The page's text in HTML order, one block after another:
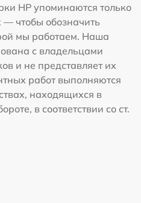
HP упоминаются только
чтобы обозначить
мы работаем. Наша
с владельцами
и не представляет их
работ выполняются
находящихся в
в соответствии со ст.